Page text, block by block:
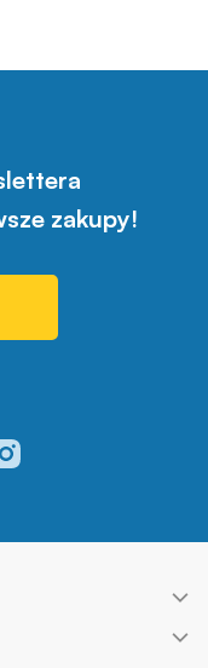
zakupy!
nasz profil w
nasz profil w